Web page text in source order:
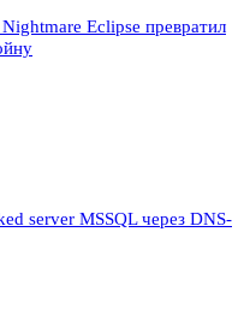
Eclipse превратил
server MSSQL через DNS-